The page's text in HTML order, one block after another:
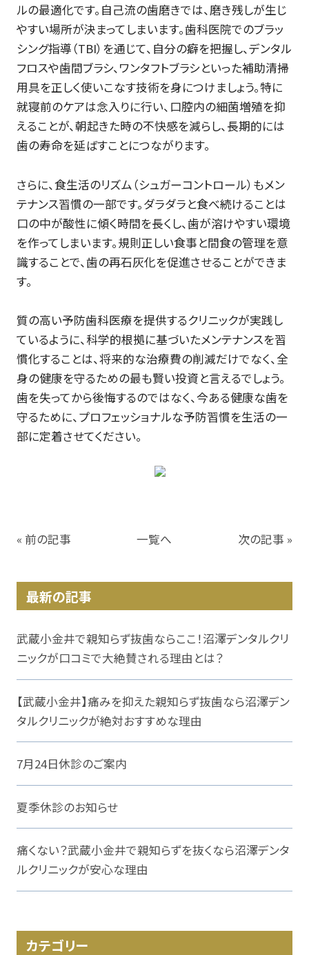
ルの最適化です。自己流の歯磨きでは、磨き残しが生じ
やすい場所が決まってしまいます。歯科医院でのブラッ
シング指導（TBI）を通じて、自分の癖を把握し、デンタル
フロスや歯間ブラシ、ワンタフトブラシといった補助清掃
用具を正しく使いこなす技術を身につけましょう。特に
就寝前のケアは念入りに行い、口腔内の細菌増殖を抑
えることが、朝起きた時の不快感を減らし、長期的には
歯の寿命を延ばすことにつながります。
さらに、食生活のリズム（シュガーコントロール）もメン
テナンス習慣の一部です。ダラダラと食べ続けることは
口の中が酸性に傾く時間を長くし、歯が溶けやすい環境
を作ってしまいます。規則正しい食事と間食の管理を意
識することで、歯の再石灰化を促進させることができま
す。
質の高い予防歯科医療を提供するクリニックが実践し
ているように、科学的根拠に基づいたメンテナンスを習
慣化することは、将来的な治療費の削減だけでなく、全
身の健康を守るための最も賢い投資と言えるでしょう。
歯を失ってから後悔するのではなく、今ある健康な歯を
守るために、プロフェッショナルな予防習慣を生活の一
部に定着させてください。
« 前の記事 一覧へ 次の記事 »
最新の記事
武蔵小金井で親知らず抜歯ならここ！沼澤デンタルクリ
ニックが口コミで大絶賛される理由とは？
【武蔵小金井】痛みを抑えた親知らず抜歯なら沼澤デン
タルクリニックが絶対おすすめな理由
7月24日休診のご案内
夏季休診のお知らせ
痛くない？武蔵小金井で親知らずを抜くなら沼澤デンタ
ルクリニックが安心な理由
カテゴリー